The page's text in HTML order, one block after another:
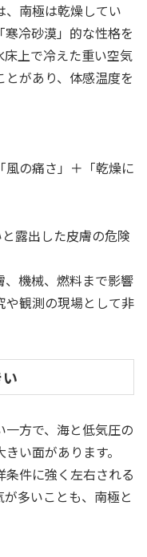
、南極は乾燥してい
冷砂漠」的な性格を
上で冷えた重い空気
があり、体感温度を
の痛さ」＋「乾燥に
露出した皮膚の危険
、機械、燃料まで影響
や観測の現場として非
方で、海と低気圧の
い面があります。
条件に強く左右される
多いことも、南極と